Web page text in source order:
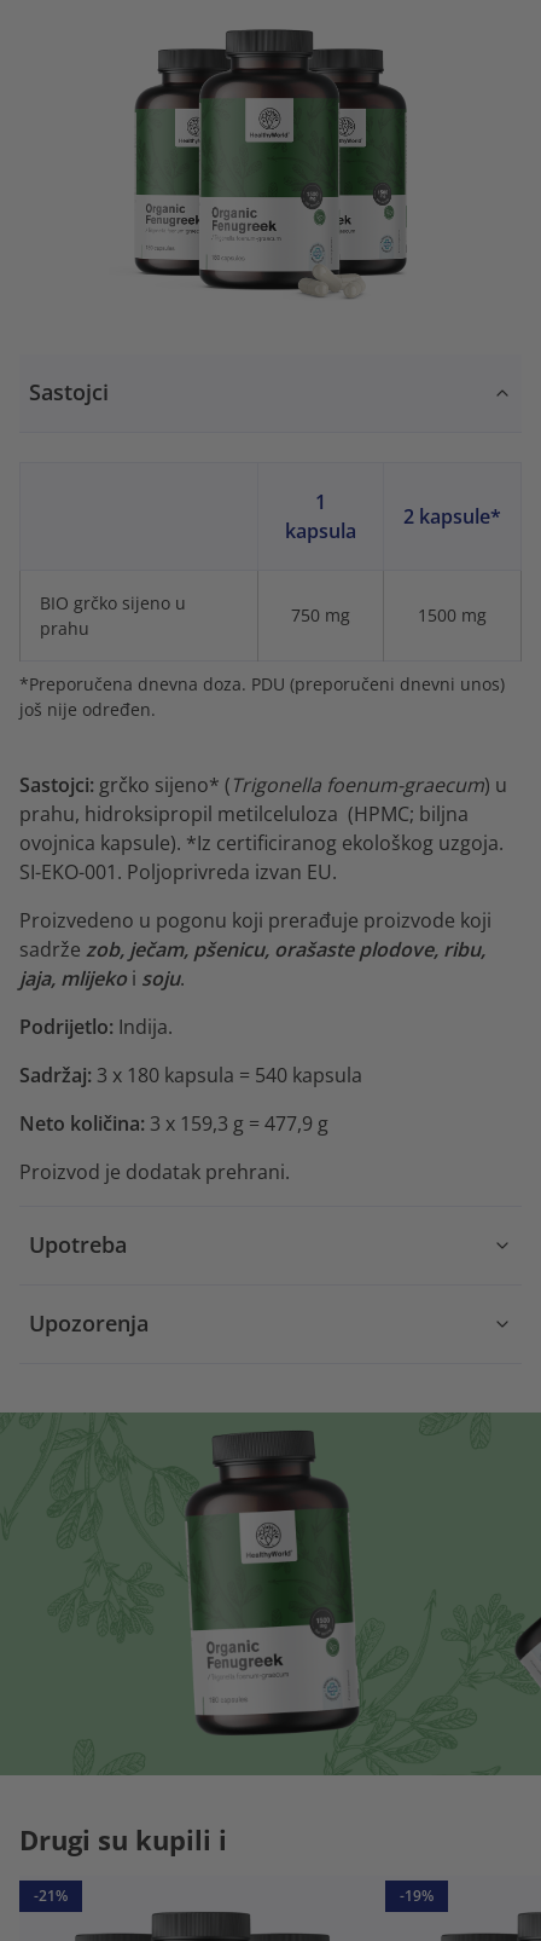
Sastojci
1
kapsula
2 kapsule*
BIO grčko sijeno u
prahu
750 mg 1500 mg
*Preporučena dnevna doza. PDU (preporučeni dnevni unos)
još nije određen.
Sastojci: grčko sijeno* (Trigonella foenum-graecum) u
prahu, hidroksipropil metilceluloza (HPMC; biljna
ovojnica kapsule). *Iz certificiranog ekološkog uzgoja.
SI-EKO-001. Poljoprivreda izvan EU.
Proizvedeno u pogonu koji prerađuje proizvode koji
sadrže zob, ječam, pšenicu, orašaste plodove, ribu,
jaja, mlijeko i soju.
Podrijetlo: Indija.
Sadržaj: 3 x 180 kapsula = 540 kapsula
Neto količina: 3 x 159,3 g = 477,9 g
Proizvod je dodatak prehrani.
Upotreba
Upozorenja
Drugi su kupili i
-21% -19%